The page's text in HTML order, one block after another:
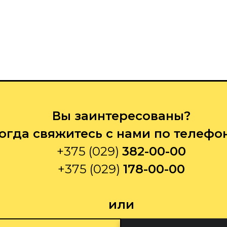
Вы заинтересованы?
свяжитесь с нами по
+375 (029) 382-00-00
+375 (029) 178-00-00
или